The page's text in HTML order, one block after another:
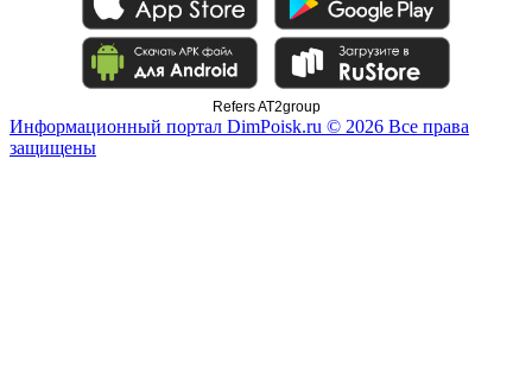
Refers AT2group
Информационный портал DimPoisk.ru © 2026 Все права
защищены